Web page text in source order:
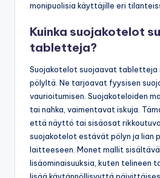
monipuolisia käyttäjille eri
Kuinka suojakotelot
tabletteja?
Suojakotelot suojaavat tabletteja
pölyltä. Ne tarjoavat fyysisen
vaurioitumisen. Suojakoteloiden
tai nahka, vaimentavat iskuja.
että näyttö tai sisäosat
suojakotelot estävät pölyn ja lian
laitteeseen. Monet mallit
lisäominaisuuksia, kuten telineen